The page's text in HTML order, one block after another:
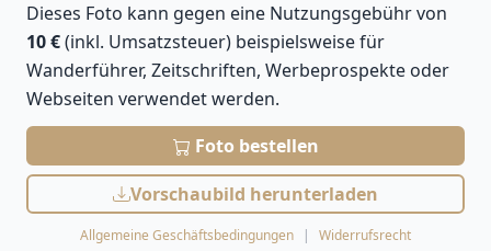
Dieses Foto kann gegen eine Nutzungsgebühr von
10 €(inkl. Umsatzsteuer) beispielsweise für
Wanderführer, Zeitschriften, Werbeprospekte oder
Webseiten verwendet werden.
Foto bestellen
Vorschaubild herunterladen
Allgemeine Geschäftsbedingungen Widerrufsrecht